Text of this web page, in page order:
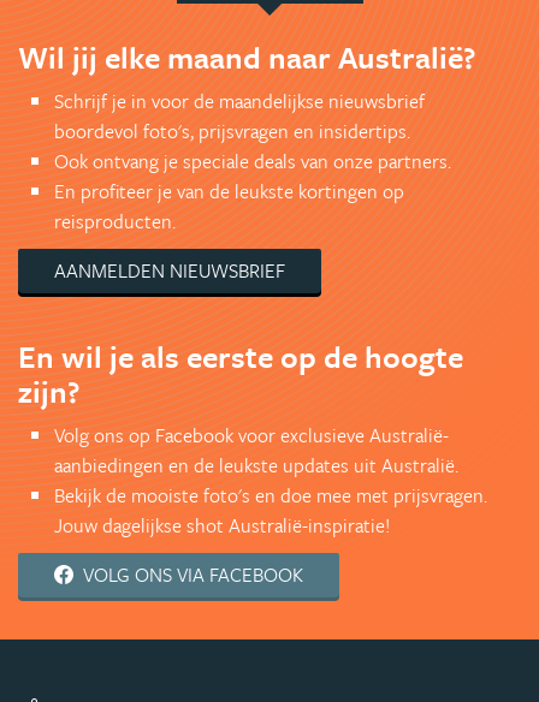
Wil jij elke maand naar Australië?
Schrijf je in voor de maandelijkse nieuwsbrief
boordevol foto's, prijsvragen en insidertips.
Ook ontvang je speciale deals van onze partners.
En profiteer je van de leukste kortingen op
reisproducten.
AANMELDEN NIEUWSBRIEF
En wil je als eerste op de hoogte
zijn?
Volg ons op Facebook voor exclusieve Australië-
aanbiedingen en de leukste updates uit Australië.
Bekijk de mooiste foto's en doe mee met prijsvragen.
Jouw dagelijkse shot Australië-inspiratie!
VOLG ONS VIA FACEBOOK